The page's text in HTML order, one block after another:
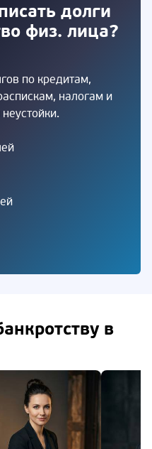
долги
физ. лица?
по кредитам,
налогам и
в